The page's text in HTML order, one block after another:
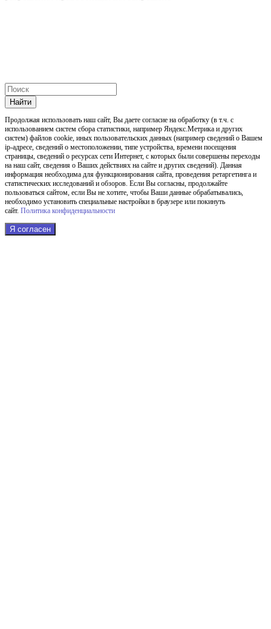
Найти
Продолжая использовать наш cайт, Вы даете согласие на обработку (в т.ч. с
использованием систем сбора статистики, например Яндекс.Метрика и других
систем) файлов cookie, иных пользовательских данных (например сведений о Вашем
ip-адресе, сведений о местоположении, типе устройства, времени посещения
страницы, сведений о ресурсах сети Интернет, с которых были совершены переходы
на наш сайт, сведения о Ваших действиях на сайте и других сведений). Данная
информация необходима для функционирования сайта, проведения ретаргетинга и
статистических исследований и обзоров. Если Вы согласны, продолжайте
пользоваться сайтом, если Вы не хотите, чтобы Ваши данные обрабатывались,
необходимо установить специальные настройки в браузере или покинуть
сайт. Политика конфиденциальности
Я согласен